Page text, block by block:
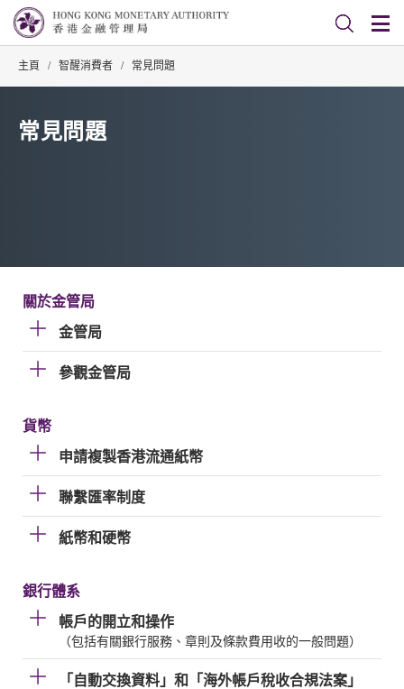
主頁 / 智醒消費者 / 常見問題
常見問題
關於金管局
金管局
參觀金管局
貨幣
申請複製香港流通紙幣
聯繫匯率制度
紙幣和硬幣
銀行體系
帳戶的開立和操作
（包括有關銀行服務、章則及條款費用收的一般問題）
「自動交換資料」和「海外帳戶稅收合規法案」